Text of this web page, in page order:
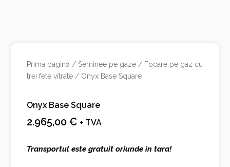
Prima pagină / Seminee pe gaze / Focare pe gaz cu
trei fete vitrate / Onyx Base Square
Onyx Base Square
2.965,00€ + TVA
Transportul este gratuit oriunde in tara!